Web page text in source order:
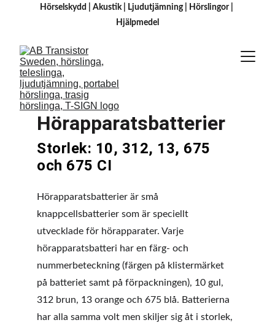
Hörselskydd Akustik | Ljudutjämning | Hörslingor |
H jälpmedel
Hörapparatsbatterier
Storlek: 10, 312, 13, 675
och 675 CI
Hörapparatsbatterier är små
knappcellsbatterier som är speciellt
utvecklade för hörapparater. Varje
hörapparatsbatteri har en färg- och
nummerbeteckning (färgen på klistermärket
på batteriet samt på förpackningen), 10 gul,
312 brun, 13 orange och 675 blå. Batterierna
har alla samma volt men skiljer sig åt i storlek,